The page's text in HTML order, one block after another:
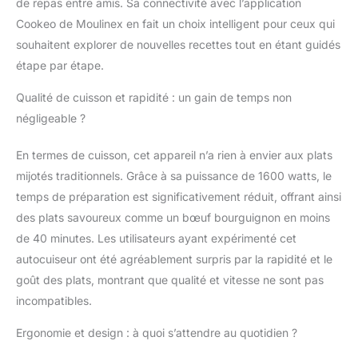
instructions étape par
étape Démarrage
différé possible
chaud automatique -
antiadhésif amovible et
lavable au lave-
vaisselle Contenu de la
livraison : multicuiseur
Krups CZ8568
Cook4Me+ Grameez
avec balance de
cuisine connectée,
recettes, câble
Cookeo de Moulinex en fait un choix intelligent pour ceux qui
souhaitent explorer de nouvelles recettes tout en étant guidés
étape par étape.
Qualité de cuisson et rapidité : un gain de temps non
négligeable ?
En termes de cuisson, cet appareil n’a rien à envier aux plats
mijotés traditionnels. Grâce à sa puissance de 1600 watts, le
temps de préparation est significativement réduit, offrant ainsi
des plats savoureux comme un bœuf bourguignon en moins
de 40 minutes. Les utilisateurs ayant expérimenté cet
autocuiseur ont été agréablement surpris par la rapidité et le
goût des plats, montrant que qualité et vitesse ne sont pas
incompatibles.
Ergonomie et design : à quoi s’attendre au quotidien ?